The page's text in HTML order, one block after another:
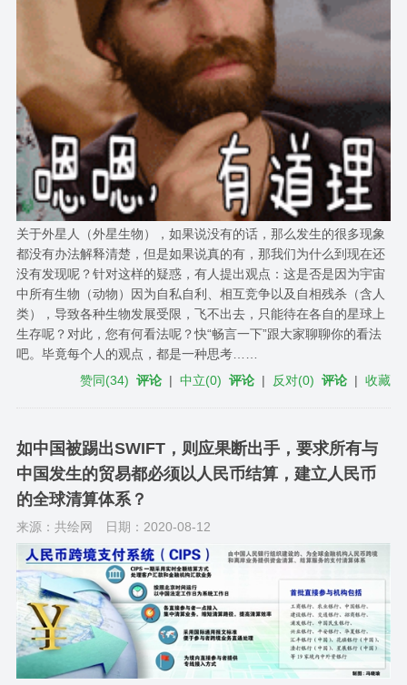
关于外星人（外星生物），如果说没有的话，那么发生的很多现象
都没有办法解释清楚，但是如果说真的有，那我们为什么到现在还
没有发现呢？针对这样的疑惑，有人提出观点：这是否是因为宇宙
中所有生物（动物）因为自私自利、相互竞争以及自相残杀（含人
类），导致各种生物发展受限，飞不出去，只能待在各自的星球上
生存呢？对此，您有何看法呢？快“畅言一下”跟大家聊聊你的看法
吧。毕竟每个人的观点，都是一种思考……
赞同(34) 评论 |中立(0) 评论 | 反对(0) 评论 |收藏
如中国被踢出SWIFT，则应果断出手，要求所有与
中国发生的贸易都必须以人民币结算，建立人民币
的全球清算体系？
来源：共绘网 日期：2020-08-12